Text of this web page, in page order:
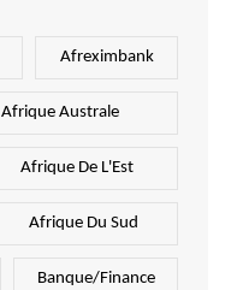
Afreximbank
Afrique Australe
Afrique De L'Est
Afrique Du Sud
Banque/Finance